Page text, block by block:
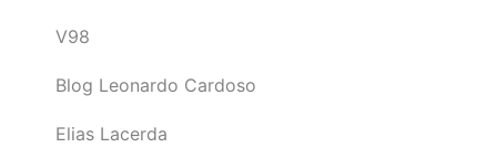
V98
Blog Leonardo Cardoso
Elias Lacerda